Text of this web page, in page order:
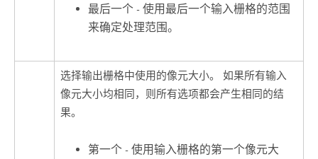
最后一个 - 使用最后一个输入栅格的范围
来确定处理范围。
选择输出栅格中使用的像元大小。 如果所有输入
像元大小均相同，则所有选项都会产生相同的结
果。
第一个 - 使用输入栅格的第一个像元大